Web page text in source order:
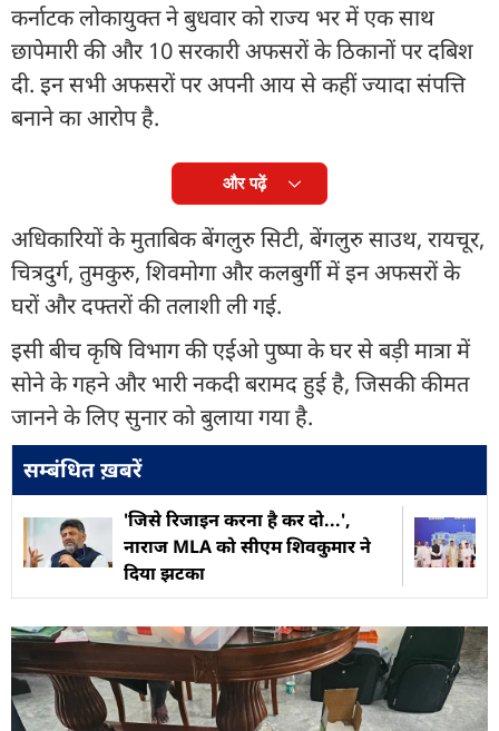
कर्नाटक लोकायुक्त ने बुधवार को राज्य भर में एक साथ
छापेमारी की और 10 सरकारी अफसरों के ठिकानों पर दबिश
दी. इन सभी अफसरों पर अपनी आय से कहीं ज्यादा संपत्ति
बनाने का आरोप है.
और पढ़ें
अधिकारियों के मुताबिक बेंगलुरु सिटी, बेंगलुरु साउथ, रायचूर,
चित्रदुर्ग, तुमकुरु, शिवमोगा और कलबुर्गी में इन अफसरों के
घरों और दफ्तरों की तलाशी ली गई.
इसी बीच कृषि विभाग की एईओ पुष्पा के घर से बड़ी मात्रा में
सोने के गहने और भारी नकदी बरामद हुई है, जिसकी कीमत
जानने के लिए सुनार को बुलाया गया है.
सम्बंधित ख़बरें
'जिसे रिजाइन करना है कर दो...',
नाराज MLA को सीएम शिवकुमार ने
दिया झटका